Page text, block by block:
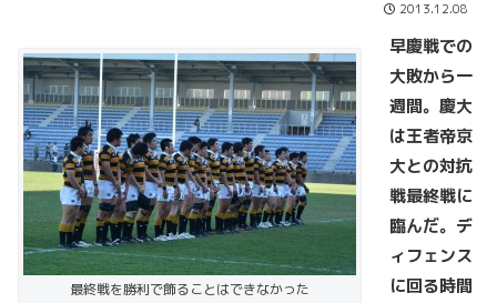
2013.12.08
最終戦を勝利で飾ることはできなかった
早慶戦での
大敗から一
週間。慶大
は王者帝京
大との対抗
戦最終戦に
臨んだ。デ
ィフェンス
に回る時間